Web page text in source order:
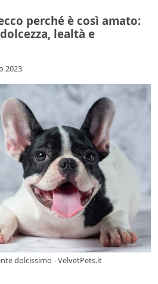
perché è così amato:
lealtà e
2023
dolcissimo - VelvetPets.it